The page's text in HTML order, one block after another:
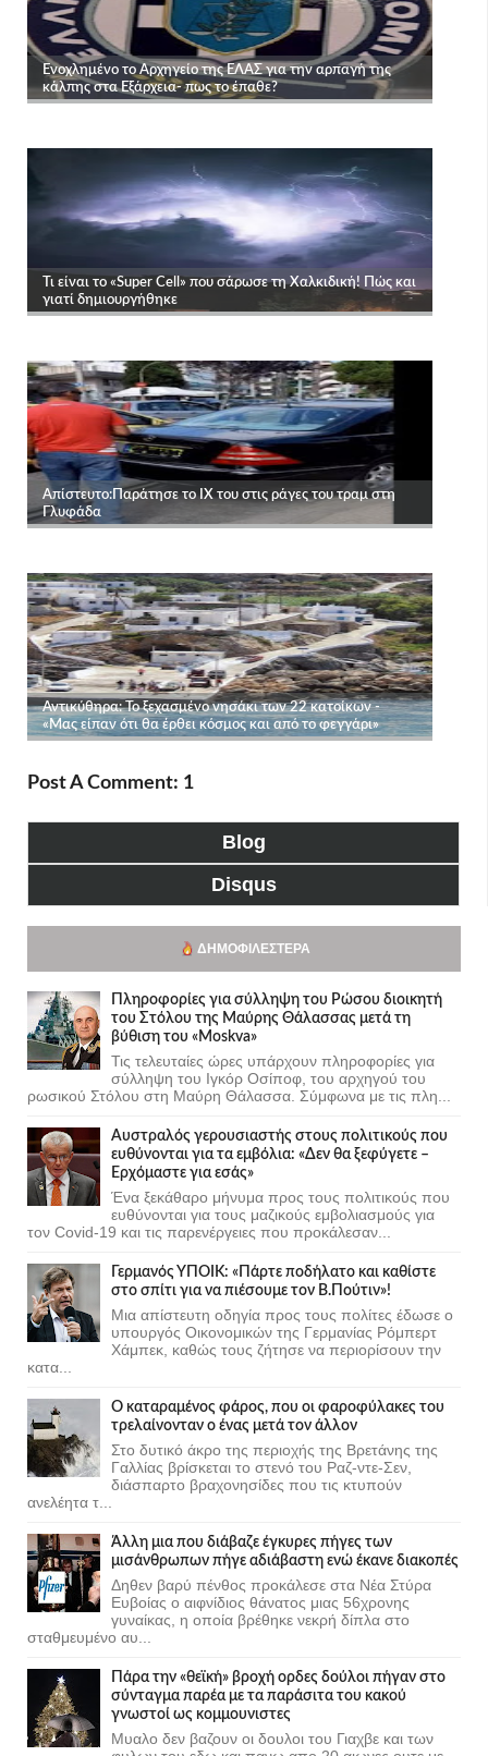
Post A Comment: 1
Blog
Disqus
ΔΗΜΟΦΙΛΈΣΤΕΡΑ
Πληροφορίες για σύλληψη του Ρώσου διοικητή
του Στόλου της Mαύρης Θάλασσας μετά τη
βύθιση του «Moskva»
Τις τελευταίες ώρες υπάρχουν πληροφορίες για
σύλληψη του Ιγκόρ Οσίποφ, του αρχηγού του
ρωσικού Στόλου στη Μαύρη Θάλασσα. Σύμφωνα με τις πλη...
Αυστραλός γερουσιαστής στους πολιτικούς που
ευθύνονται για τα εμβόλια: «Δεν θα ξεφύγετε –
Ερχόμαστε για εσάς»
Ένα ξεκάθαρο μήνυμα προς τους πολιτικούς που
ευθύνονται για τους μαζικούς εμβολιασμούς για
τον Covid-19 και τις παρενέργειες που προκάλεσαν...
Γερμανός ΥΠΟΙΚ: «Πάρτε ποδήλατο και καθίστε
στο σπίτι για να πιέσουμε τον Β.Πούτιν»!
Μια απίστευτη οδηγία προς τους πολίτες έδωσε ο
υπουργός Οικονομικών της Γερμανίας Ρόμπερτ
Χάμπεκ, καθώς τους ζήτησε να περιορίσουν την
κατα...
Ο καταραμένος φάρος, που οι φαροφύλακες του
τρελαίνονταν ο ένας μετά τον άλλον
Στο δυτικό άκρο της περιοχής της Βρετάνης της
Γαλλίας βρίσκεται το στενό του Ραζ-ντε-Σεν,
διάσπαρτο βραχονησίδες που τις κτυπούν
ανελέητα τ...
Άλλη μια που διάβαζε έγκυρες πήγες των
μισάνθρωπων πήγε αδιάβαστη ενώ έκανε διακοπές
Δηθεν βαρύ πένθος προκάλεσε στα Νέα Στύρα
Ευβοίας ο αιφνίδιος θάνατος μιας 56χρονης
γυναίκας, η οποία βρέθηκε νεκρή δίπλα στο
σταθμευμένο αυ...
Πάρα την «θεϊκή» βροχή ορδες δούλοι πήγαν στο
σύνταγμα παρέα με τα παράσιτα του κακού
γνωστοί ως κομμουνιστες
Μυαλο δεν βαζουν οι δουλοι του Γιαχβε και των